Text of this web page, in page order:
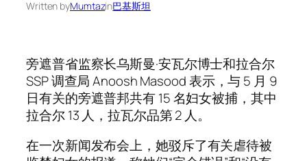
Written byMumtazin巴基斯坦
旁遮普省监察长乌斯曼·安瓦尔博士和拉合尔
SSP 调查局 Anoosh Masood 表示，与 5 月 9
日有关的旁遮普邦共有 15 名妇女被捕，其中
拉合尔 13 人，拉瓦尔品第 2 人。
在一次新闻发布会上，她驳斥了有关虐待被